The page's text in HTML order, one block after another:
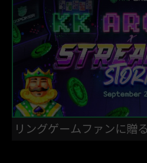
リングゲームファンに贈る